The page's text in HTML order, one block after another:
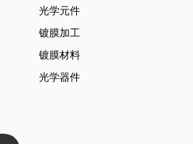
光学元件
镀膜加工
镀膜材料
光学器件